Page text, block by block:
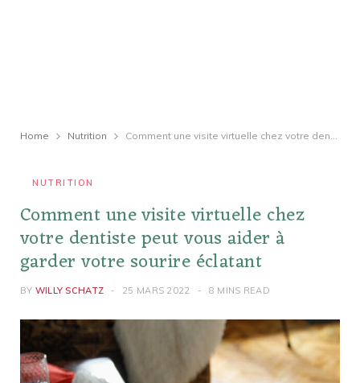
Home Nutrition Comment une visite virtuelle chez votre dentiste peut vous aider à garder votre sourire éclatant
NUTRITION
Comment une visite virtuelle chez
votre dentiste peut vous aider à
garder votre sourire éclatant
BY WILLY SCHATZ 25 MARS 2022 8 MINS READ